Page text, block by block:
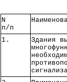
N
п/п
1.